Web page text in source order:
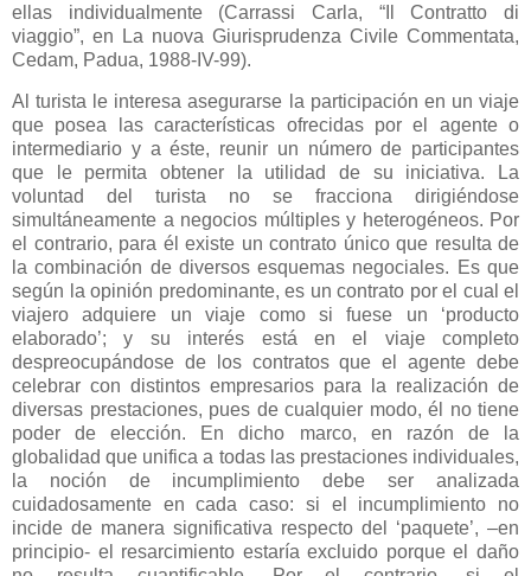
ellas individualmente (Carrassi Carla, “Il Contratto di
viaggio”, en La nuova Giurisprudenza Civile Commentata,
Cedam, Padua, 1988-IV-99).
Al turista le interesa asegurarse la participación en un viaje
que posea las características ofrecidas por el agente o
intermediario y a éste, reunir un número de participantes
que le permita obtener la utilidad de su iniciativa. La
voluntad del turista no se fracciona dirigiéndose
simultáneamente a negocios múltiples y heterogéneos. Por
el contrario, para él existe un contrato único que resulta de
la combinación de diversos esquemas negociales. Es que
según la opinión predominante, es un contrato por el cual el
viajero adquiere un viaje como si fuese un ‘producto
elaborado’; y su interés está en el viaje completo
despreocupándose de los contratos que el agente debe
celebrar con distintos empresarios para la realización de
diversas prestaciones, pues de cualquier modo, él no tiene
poder de elección. En dicho marco, en razón de la
globalidad que unifica a todas las prestaciones individuales,
la noción de incumplimiento debe ser analizada
cuidadosamente en cada caso: si el incumplimiento no
incide de manera significativa respecto del ‘paquete’, –en
principio- el resarcimiento estaría excluido porque el daño